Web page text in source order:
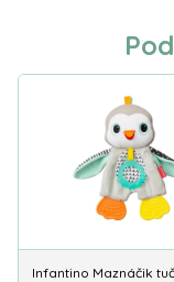
Infantino Maznáčik